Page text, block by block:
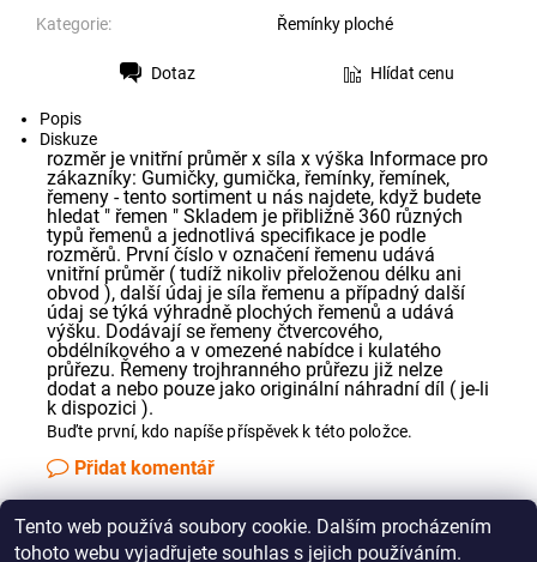
Kategorie: Řemínky ploché
Dotaz Hlídat cenu
Popis
Diskuze
rozměr je vnitřní průměr x síla x výška Informace pro
zákazníky: Gumičky, gumička, řemínky, řemínek,
řemeny - tento sortiment u nás najdete, když budete
hledat " řemen " Skladem je přibližně 360 různých
typů řemenů a jednotlivá specifikace je podle
rozměrů. První číslo v označení řemenu udává
vnitřní průměr ( tudíž nikoliv přeloženou délku ani
obvod ), další údaj je síla řemenu a případný další
údaj se týká výhradně plochých řemenů a udává
výšku. Dodávají se řemeny čtvercového,
obdélníkového a v omezené nabídce i kulatého
průřezu. Řemeny trojhranného průřezu již nelze
dodat a nebo pouze jako originální náhradní díl ( je-li
k dispozici ).
Buďte první, kdo napíše příspěvek k této položce.
Přidat komentář
Jak správně změřit řemínek pro Vaše audio zařízení
Tento web používá soubory cookie. Dalším procházením
tohoto webu vyjadřujete souhlas s jejich používáním.